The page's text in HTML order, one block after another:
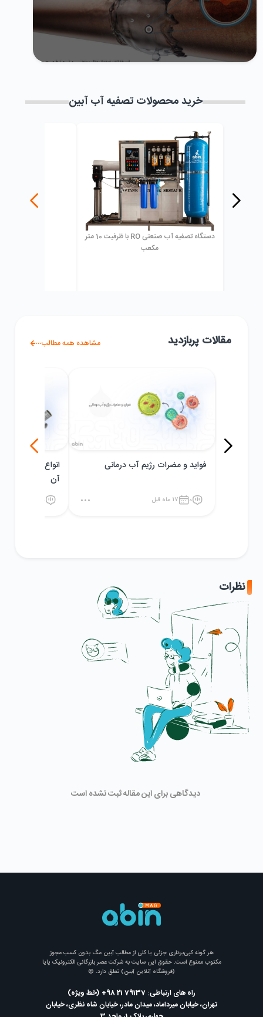
خرید محصولات تصفیه آب آبین
دستگاه تصفیه آب صنعتی RO با ظرفیت 10 متر
مکعب
مقالات پربازدید مشاهده همه مطالب
فواید و مضرات رژیم آب درمانی
0 17 ماه قبل
آن
0
نظرات
دیدگاهی برای این مقاله ثبت نشده است
هر گونه کپی‌برداری جزئی یا کلی از مطالب آبین مگ بدون کسب مجوز
مکتوب ممنوع است. حقوق این سایت به شرکت عصر بازرگانی الکترونیک پایا
(فروشگاه آنلاین آبین) تعلق دارد. ©
راه های ارتباطی: 79137 21 98+ (خط ویژه)
تهران، خیابان میرداماد، میدان مادر، خیابان شاه نظری، خیابان